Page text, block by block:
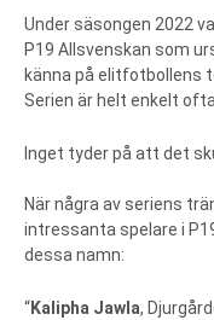
Under säsongen 2022
P19 Allsvenskan som
känna på elitfotbollens
Serien är helt enkelt
Inget tyder på att det
När några av seriens
intressanta spelare i
dessa namn:
“Kalipha Jawla,